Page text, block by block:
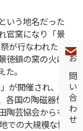
お問い合わせ
いう地名だった
官窯になり「景
が行なわれたゆ
徳鎮の窯の火は
。
が開催され、会
国の陶磁器作
陶芸協会からも
での大規模な博